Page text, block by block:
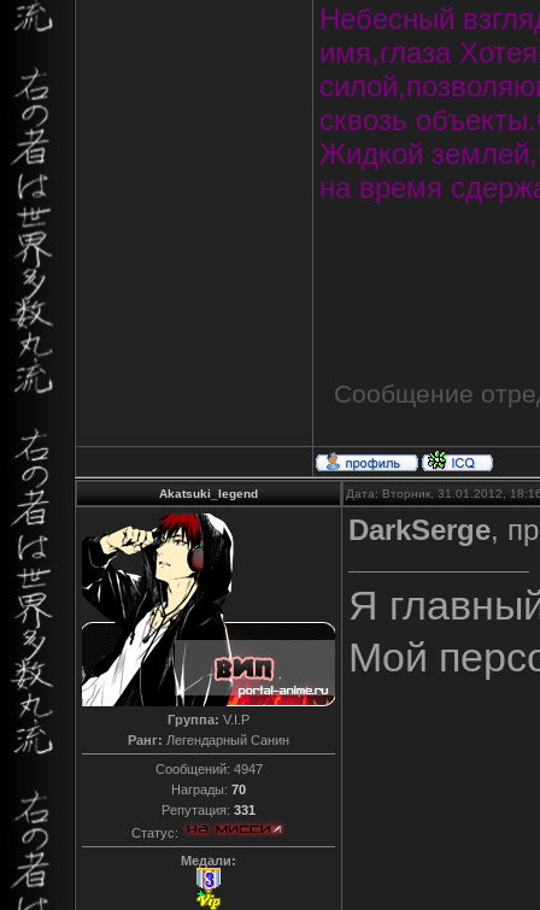
Небесный
имя,глаза
сквозь
Жидкой
на время
Сообщение
Akatsuki_legend Дата: Вторник, 31.01.2012,
Группа: V.I.P
Ранг: Легендарный Санин
Сообщений: 4947
Награды: 70
Репутация: 331
Статус:
Медали:
DarkSerge,
Я
Мой